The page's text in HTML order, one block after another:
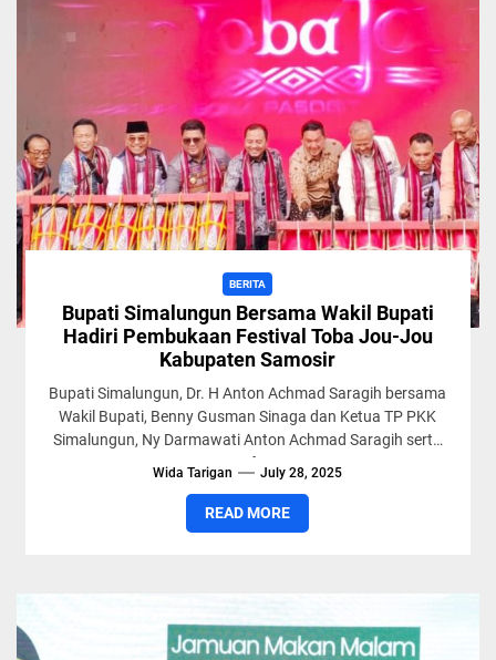
BERITA
Bupati Simalungun Bersama Wakil Bupati
Hadiri Pembukaan Festival Toba Jou-Jou
Kabupaten Samosir
Bupati Simalungun, Dr. H Anton Achmad Saragih bersama
Wakil Bupati, Benny Gusman Sinaga dan Ketua TP PKK
Simalungun, Ny Darmawati Anton Achmad Saragih serta
Staf...
Wida Tarigan July 28, 2025
READ MORE